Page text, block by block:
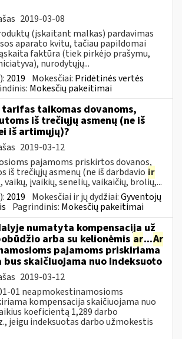
2019-03-08
(įskaitant malkas) pardavimas
aparato kvitu, tačiau papildomai
faktūra (tiek pirkėjo prašymu,
nurodytųjų...
2019 Mokesčiai: Pridėtinės vertės
Mokesčių pakeitimai
tarifas taikomas dovanoms,
iš trečiųjų asmenų (ne iš
iš artimųjų)?
2019-03-12
pajamoms priskirtos dovanos,
iš trečiųjų asmenų (ne iš darbdavio ir
vaikų, įvaikių, senelių, vaikaičių, brolių,...
2019 Mokesčiai ir jų dydžiai:Gyventojų
Pagrindinis: Mokesčių pakeitimai
numatyta kompensacija už
arba su kelionėmis ar...Ar
pajamoms priskiriama
bus skaičiuojama nuo indeksuoto
2019-03-12
01 neapmokestinamosioms
kompensacija skaičiuojama nuo
koeficientą 1,289 darbo
jeigu indeksuotas darbo užmokestis